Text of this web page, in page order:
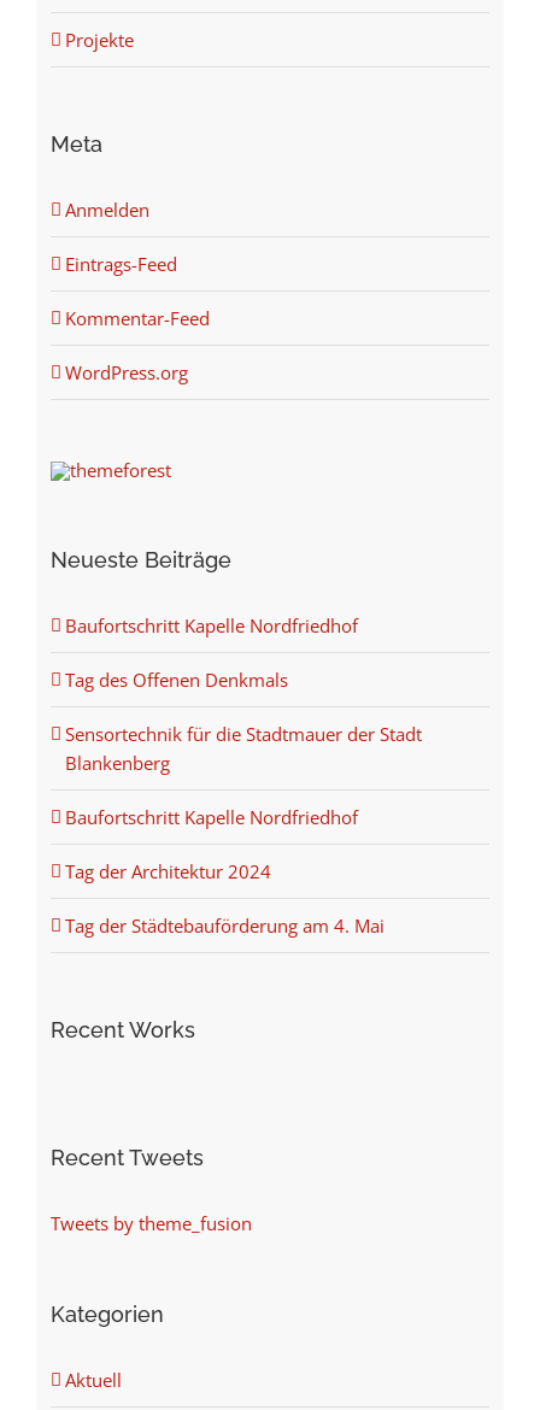
Projekte
Meta
Anmelden
Eintrags-Feed
Kommentar-Feed
WordPress.org
Neueste Beiträge
Baufortschritt Kapelle Nordfriedhof
Tag des Offenen Denkmals
Sensortechnik für die Stadtmauer der Stadt
Blankenberg
Baufortschritt Kapelle Nordfriedhof
Tag der Architektur 2024
Tag der Städtebauförderung am 4. Mai
Recent Works
Recent Tweets
Tweets by theme_fusion
Kategorien
Aktuell